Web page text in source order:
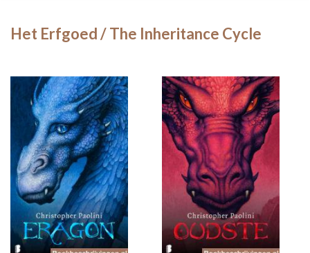
Het Erfgoed / The Inheritance Cycle